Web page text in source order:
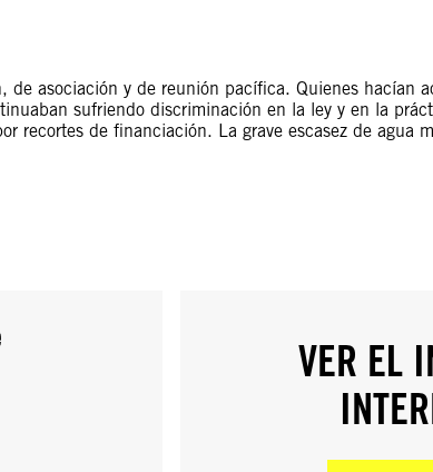
asociación y de reunión pacífica. Quienes hacían
sufriendo discriminación en la ley y en la
recortes de financiación. La grave escasez de agua
VER EL